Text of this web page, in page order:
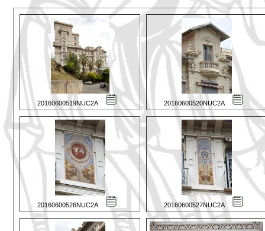
20160600519NUC2A 20160600520NUC2A
20160600526NUC2A 20160600527NUC2A